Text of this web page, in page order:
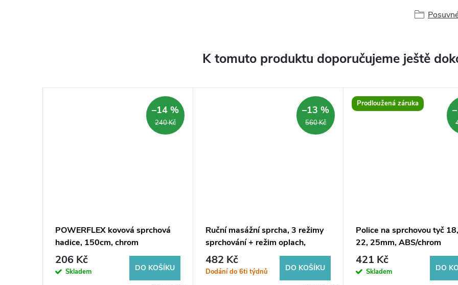
K tomuto produktu doporučujeme ještě
240 Kč
–14 %
POWERFLEX kovová sprchová
hadice, 150cm, chrom
206 Kč
Skladem DO KOŠÍKU
560 Kč
–13 %
Ruční masážní sprcha, 3 režimy
sprchování + režim oplach,
silikon trysky, průměr 120mm,
ABS/chrom
482 Kč
Dodání do 6ti týdnů DO KOŠÍKU
Prodloužená záruka
Police na sprchovou tyč
22, 25mm, ABS/chrom
421 Kč
Skladem DO